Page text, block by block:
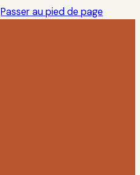
Passer au pied de page